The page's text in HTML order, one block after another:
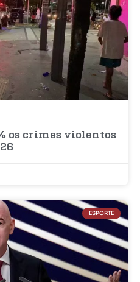
os crimes violentos
ESPORTE